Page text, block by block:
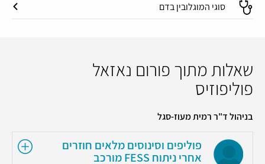
סוגי המוגלובין בדם
שאלות מתוך פורום נאזאל
פוליפוזיס
בניהול ד"ר רמית מעוז-סגל
פוליפים וסינוסים מלאים חוזרים
אחרי ניתוח FESS מורכב